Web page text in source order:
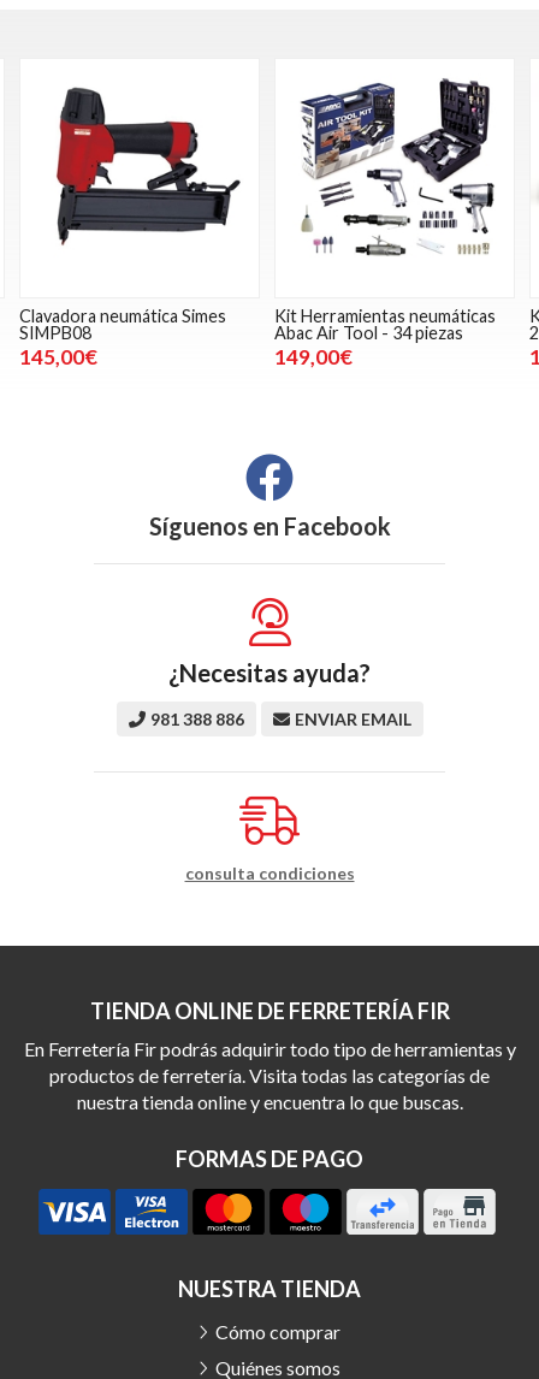
Clavadora neumática Simes
SIMPB08
145,00€
Kit Herramientas neumáticas
Abac Air Tool - 34 piezas
149,00€
Síguenos en Facebook
¿Necesitas ayuda?
981 388 886 ENVIAR EMAIL
consulta condiciones
TIENDA ONLINE DE FERRETERÍA FIR
En Ferretería Fir podrás adquirir todo tipo de herramientas y
productos de ferretería. Visita todas las categorías de
nuestra tienda online y encuentra lo que buscas.
FORMAS DE PAGO
NUESTRA TIENDA
Cómo comprar
Quiénes somos